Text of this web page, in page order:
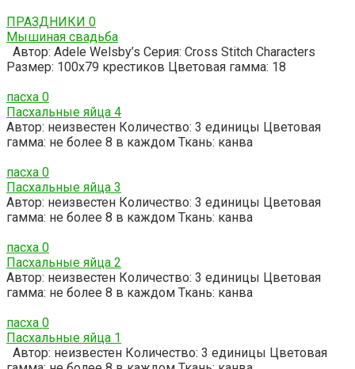
ПРАЗДНИКИ 0
Мышиная свадьба
Автор: Adele Welsby’s Серия: Cross Stitch Characters
Размер: 100х79 крестиков Цветовая гамма: 18
пасха 0
Пасхальные яйца 4
Автор: неизвестен Количество: 3 единицы Цветовая
гамма: не более 8 в каждом Ткань: канва
пасха 0
Пасхальные яйца 3
Автор: неизвестен Количество: 3 единицы Цветовая
гамма: не более 8 в каждом Ткань: канва
пасха 0
Пасхальные яйца 2
Автор: неизвестен Количество: 3 единицы Цветовая
гамма: не более 8 в каждом Ткань: канва
пасха 0
Пасхальные яйца 1
Автор: неизвестен Количество: 3 единицы Цветовая